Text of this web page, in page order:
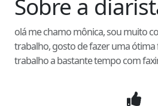
Sobre a
olá me chamo mônica, sou muito
trabalho, gosto de fazer uma ótima
trabalho a bastante tempo com